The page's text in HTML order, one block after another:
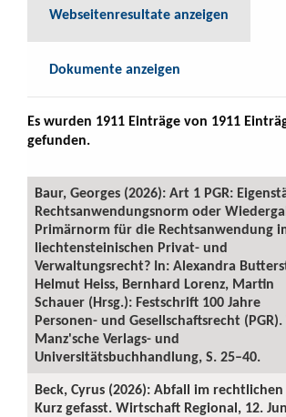
Webseitenresultate anzeigen
Dokumente anzeigen
Es wurden 1911 Einträge von 1911
gefunden.
Baur, Georges (2026): Art 1 PGR:
Rechtsanwendungsnorm oder
Primärnorm für die Rechtsanwendung
liechtensteinischen Privat- und
Verwaltungsrecht? In: Alexandra
Helmut Heiss, Bernhard Lorenz, Martin
Schauer (Hrsg.): Festschrift 100 Jahre
Personen- und Gesellschaftsrecht
Manz'sche Verlags- und
Universitätsbuchhandlung, S. 25–40.
Beck, Cyrus (2026): Abfall im
Kurz gefasst. Wirtschaft Regional, 12.